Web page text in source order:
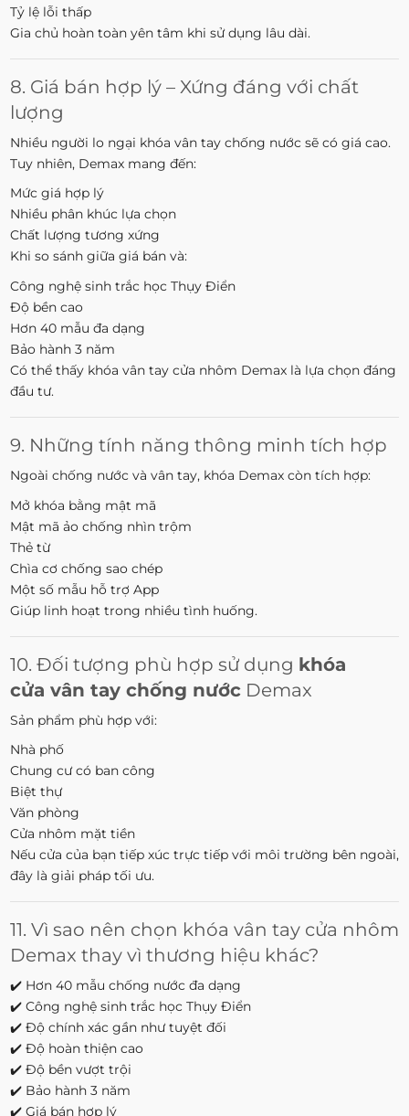
Tỷ lệ lỗi thấp
Gia chủ hoàn toàn yên tâm khi sử dụng lâu dài.
8. Giá bán hợp lý – Xứng đáng với chất
lượng
Nhiều người lo ngại khóa vân tay chống nước sẽ có giá cao.
Tuy nhiên, Demax mang đến:
Mức giá hợp lý
Nhiều phân khúc lựa chọn
Chất lượng tương xứng
Khi so sánh giữa giá bán và:
Công nghệ sinh trắc học Thụy Điển
Độ bền cao
Hơn 40 mẫu đa dạng
Bảo hành 3 năm
Có thể thấy khóa vân tay cửa nhôm Demax là lựa chọn đáng
đầu tư.
9. Những tính năng thông minh tích hợp
Ngoài chống nước và vân tay, khóa Demax còn tích hợp:
Mở khóa bằng mật mã
Mật mã ảo chống nhìn trộm
Thẻ từ
Chìa cơ chống sao chép
Một số mẫu hỗ trợ App
Giúp linh hoạt trong nhiều tình huống.
10. Đối tượng phù hợp sử dụng khóa
cửa vân tay chống nước Demax
Sản phẩm phù hợp với:
Nhà phố
Chung cư có ban công
Biệt thự
Văn phòng
Cửa nhôm mặt tiền
Nếu cửa của bạn tiếp xúc trực tiếp với môi trường bên ngoài,
đây là giải pháp tối ưu.
11. Vì sao nên chọn khóa vân tay cửa nhôm
Demax thay vì thương hiệu khác?
✔️ Hơn 40 mẫu chống nước đa dạng
✔️ Công nghệ sinh trắc học Thụy Điển
✔️ Độ chính xác gần như tuyệt đối
✔️ Độ hoàn thiện cao
✔️ Độ bền vượt trội
✔️ Bảo hành 3 năm
✔️ Giá bán hợp lý